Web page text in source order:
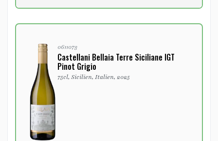
0611073
Castellani Bellaia Terre Siciliane IGT
Pinot Grigio
75cl, Sicilien, Italien, 2025